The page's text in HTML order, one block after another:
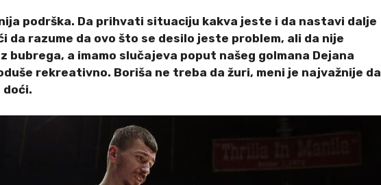
podrška. Da prihvati situaciju kakva jeste i da nastavi dalje
da razume da ovo što se desilo jeste problem, ali da nije
bubrega, a imamo slučajeva poput našeg golmana Dejana
rekreativno. Boriša ne treba da žuri, meni je najvažnije da
doći.